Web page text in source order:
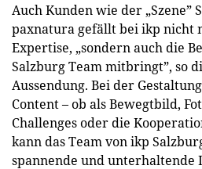
Auch Kunden wie der „Szene”
paxnatura gefällt bei ikp nicht
Expertise, „sondern auch die
Salzburg Team mitbringt”, so
Aussendung. Bei der
Content – ob als Bewegtbild,
Challenges oder die
kann das Team von ikp
spannende und unterhaltende